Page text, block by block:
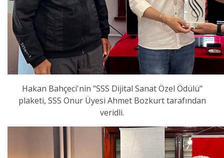
Hakan Bahçeci'nin "SSS Dijital Sanat Özel Ödülü"
plaketi, SSS Onur Üyesi Ahmet Bozkurt tarafından
veridli.